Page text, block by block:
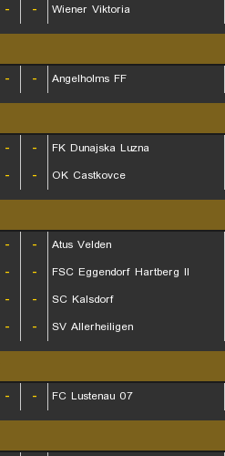
- - Wiener Viktoria
- - Angelholms FF
- -
FK Dunajska Luzna
- - OK Castkovce
- -
Atus Velden
- -
FSC Eggendorf Hartberg II
- -
SC Kalsdorf
- - SV Allerheiligen
- - FC Lustenau 07